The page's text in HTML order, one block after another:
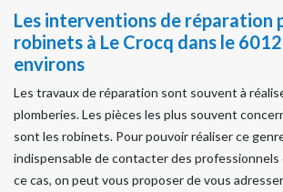
Les interventions de réparation
robinets à Le Crocq dans le
environs
Les travaux de réparation sont souvent à
plomberies. Les pièces les plus souvent
sont les robinets. Pour pouvoir réaliser ce
indispensable de contacter des professionnels
ce cas, on peut vous proposer de vous